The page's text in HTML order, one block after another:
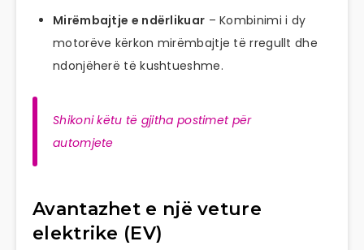
Mirëmbajtje e ndërlikuar – Kombinimi i dy
motorëve kërkon mirëmbajtje të rregullt dhe
ndonjëherë të kushtueshme.
Shikoni këtu të gjitha postimet për
automjete
Avantazhet e një veture
elektrike (EV)